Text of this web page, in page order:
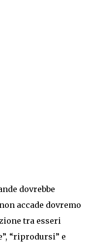
dovrebbe
accade dovremo
tra esseri
“riprodursi” e